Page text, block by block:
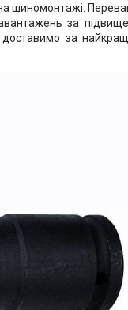
шиномонтажі.
за
за